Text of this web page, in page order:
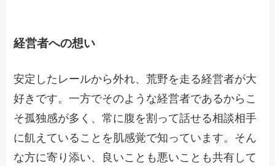
経営者への想い
安定したレールから外れ、荒野を走る経営者が大
好きです。一方でそのような経営者であるからこ
そ孤独感が多く、常に腹を割って話せる相談相手
に飢えていることを肌感覚で知っています。そん
な方に寄り添い、良いことも悪いことも共有して